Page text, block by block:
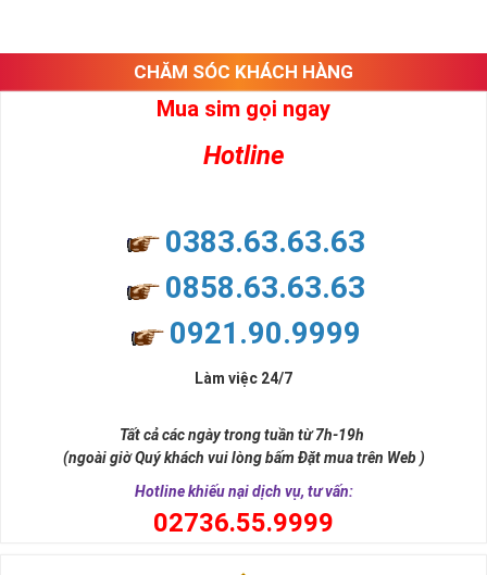
CHĂM SÓC KHÁCH HÀNG
Mua sim gọi ngay
Hotline
0383.63.63.63
0858.63.63.63
0921.90.9999
Làm việc 24/7
Tất cả các ngày trong tuần từ 7h-19h
(ngoài giờ Quý khách vui lòng bấm Đặt mua trên Web )
Hotline khiếu nại dịch vụ, tư vấn:
02736.55.9999